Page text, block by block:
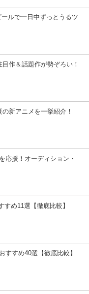
ルで一日中ずっとうるツ
作＆話題作が勢ぞろい！
の新アニメを一挙紹介！
応援！オーディション・
め11選【徹底比較】
すすめ40選【徹底比較】